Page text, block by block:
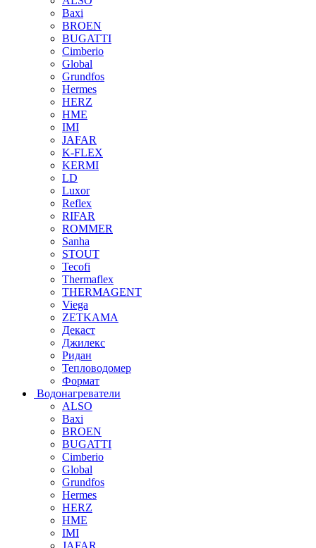
Baxi
BROEN
BUGATTI
Cimberio
Global
Grundfos
Hermes
HERZ
HME
IMI
JAFAR
K-FLEX
KERMI
LD
Luxor
Reflex
RIFAR
ROMMER
Sanha
STOUT
Tecofi
Thermaflex
THERMAGENT
Viega
ZETKAMA
Декаст
Джилекс
Ридан
Тепловодомер
Формат
Водонагреватели
ALSO
Baxi
BROEN
BUGATTI
Cimberio
Global
Grundfos
Hermes
HERZ
HME
IMI
JAFAR